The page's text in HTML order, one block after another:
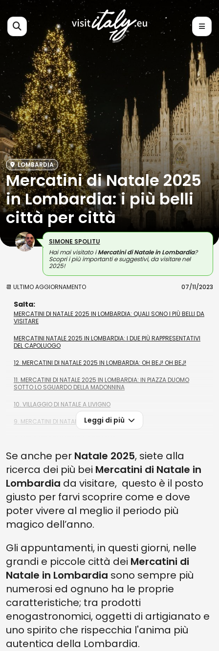
LOMBARDIA
Mercatini di Natale 2025
in Lombardia: i più belli
città per città
SIMONE SPOLITU
Hai mai visitato iMercatini di Natale in Lombardia?
Scopri i più importanti e suggestivi, da visitare nel
2025!
📆 ULTIMO AGGIORNAMENTO 07/11/2023
Salta:
MERCATINI DI NATALE 2025 IN LOMBARDIA: QUALI SONO I PIÙ BELLI DA
VISITARE
MERCATINI NATALE 2025 IN LOMBARDIA: I DUE PIÙ RAPPRESENTATIVI
DEL CAPOLUOGO
12. MERCATINI DI NATALE 2025 IN LOMBARDIA: OH BEJ! OH BEJ!
11. MERCATINI DI NATALE 2025 IN LOMBARDIA: IN PIAZZA DUOMO
SOTTO LO SGUARDO DELLA MADONNINA
10. VILLAGGIO DI NATALE A LIVIGNO
9. MERCATINI DI NATALE A BERGAMO
7. MERCATINI DI NATALE A CASTIONE DELLA PRESOLANA
6. MERCATINI DI NATALE A COMO
5. A MAPELLO NON È NATALE SENZA MERCATINI: «SOTTO LE TORRI…
TORRONI»!
4. MERCATINI DI NATALE ALBOSAGGIA
3. MERCATINO DI NATALE E PATTINAGGIO SU GHIACCIO
2. NATALE CON GUSTO - MERCATINI DI NATALE AL LAGO D’ISEO
1. MERCATINI DI NATALE A MONZA
Leggi di più
Se anche per Natale 2025, siete alla
ricerca dei più bei Mercatini di Natale in
Lombardia da visitare, questo è il posto
giusto per farvi scoprire come e dove
poter vivere al meglio il periodo più
magico dell’anno.
Gli appuntamenti, in questi giorni, nelle
grandi e piccole città dei Mercatini di
Natale in Lombardia sono sempre più
numerosi ed ognuno ha le proprie
caratteristiche; tra prodotti
enogastronomici, oggetti di artigianato e
uno spirito che rispecchia l'anima più
autentica della Lombardia.